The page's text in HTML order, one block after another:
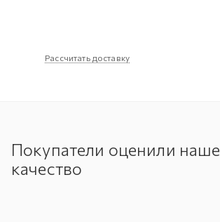
Рассчитать доставку
Покупатели оценили наше
качество